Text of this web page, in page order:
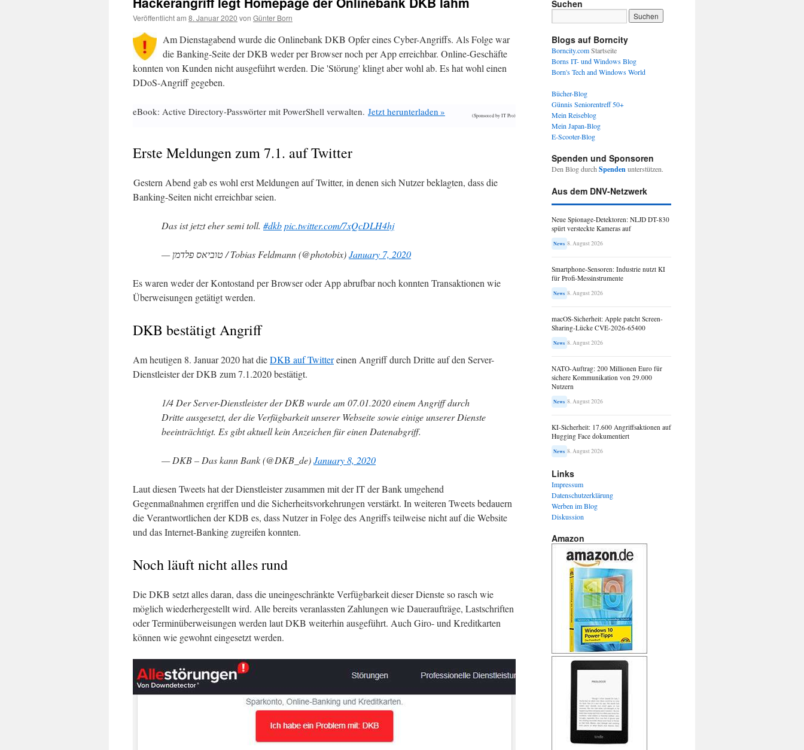
Veröffentlicht am 8. Januar 2020 von Günter Born
Am Dienstagabend wurde die Onlinebank DKB Opfer eines Cyber-Angriffs. Als Folge war
die Banking-Seite der DKB weder per Browser noch per App erreichbar. Online-Geschäfte
konnten von Kunden nicht ausgeführt werden. Die 'Störung' klingt aber wohl ab. Es hat wohl einen
DDoS-Angriff gegeben.
eBook: Active Directory-Passwörter mit PowerShell verwalten. Jetzt herunterladen » (Sponsored by IT Pro)
Erste Meldungen zum 7.1. auf Twitter
Gestern Abend gab es wohl erst Meldungen auf Twitter, in denen sich Nutzer beklagten, dass die
Banking-Seiten nicht erreichbar seien.
Das ist jetzt eher semi toll. #dkbpic.twitter.com/7xQcDLH4hj
— טוביאס פלדמן / Tobias Feldmann (@photobix)January 7, 2020
Es waren weder der Kontostand per Browser oder App abrufbar noch konnten Transaktionen wie
Überweisungen getätigt werden.
DKB bestätigt Angriff
Am heutigen 8. Januar 2020 hat dieDKB auf Twittereinen Angriff durch Dritte auf den Server-
Dienstleister der DKB zum 7.1.2020 bestätigt.
1/4 Der Server-Dienstleister der DKB wurde am 07.01.2020 einem Angriff durch
Dritte ausgesetzt, der die Verfügbarkeit unserer Webseite sowie einige unserer Dienste
beeinträchtigt. Es gibt aktuell kein Anzeichen für einen Datenabgriff.
— DKB – Das kann Bank (@DKB_de)January 8, 2020
Laut diesen Tweets hat der Dienstleister zusammen mit der IT der Bank umgehend
Gegenmaßnahmen ergriffen und die Sicherheitsvorkehrungen verstärkt. In weiteren Tweets bedauern
die Verantwortlichen der KDB es, dass Nutzer in Folge des Angriffs teilweise nicht auf die Website
und das Internet-Banking zugreifen konnten.
Noch läuft nicht alles rund
Die DKB setzt alles daran, dass die uneingeschränkte Verfügbarkeit dieser Dienste so rasch wie
möglich wiederhergestellt wird. Alle bereits veranlassten Zahlungen wie Daueraufträge, Lastschriften
oder Terminüberweisungen werden laut DKB weiterhin ausgeführt. Auch Giro- und Kreditkarten
können wie gewohnt eingesetzt werden.
Suchen
Blogs auf Borncity
Borncity.comStartseite
Borns IT- und Windows Blog
Born's Tech and Windows World
Bücher-Blog
Günnis Seniorentreff 50+
Mein Reiseblog
Mein Japan-Blog
E-Scooter-Blog
Spenden und Sponsoren
Den Blog durch Spendenunterstützen.
Aus dem DNV-Netzwerk
Neue Spionage-Detektoren: NLJD DT-830
spürt versteckte Kameras auf
News 8. August 2026
Smartphone-Sensoren: Industrie nutzt KI
für Profi-Messinstrumente
News 8. August 2026
macOS-Sicherheit: Apple patcht Screen-
Sharing-Lücke CVE-2026-65400
News 8. August 2026
NATO-Auftrag: 200 Millionen Euro für
sichere Kommunikation von 29.000
Nutzern
News 8. August 2026
KI-Sicherheit: 17.600 Angriffsaktionen auf
Hugging Face dokumentiert
News 8. August 2026
Links
Impressum
Datenschutzerklärung
Werben im Blog
Diskussion
Amazon